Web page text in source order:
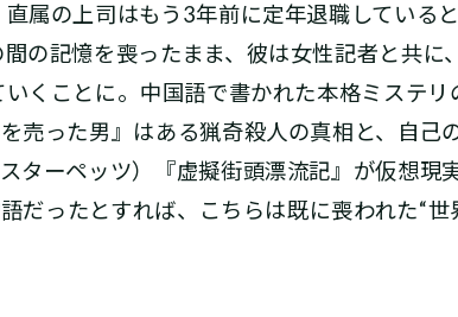
属の上司はもう3年前に定年退職している
の記憶を喪ったまま、彼は女性記者と共に
くことに――。中国語で書かれた本格ミステ
売った男』はある猟奇殺人の真相と、自己
ターペッツ）『虚擬街頭漂流記』が仮想現
だったとすれば、こちらは既に喪われた“